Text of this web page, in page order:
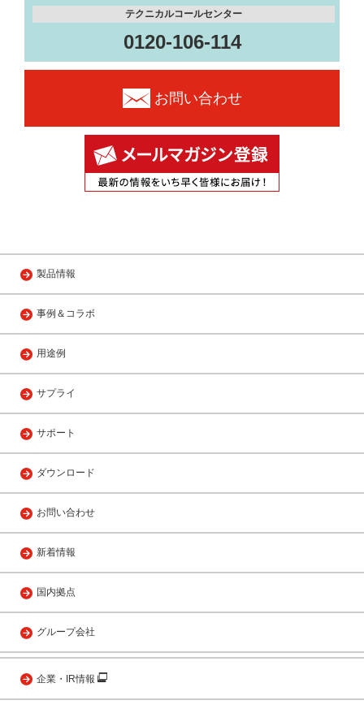
テクニカルコールセンター
0120-106-114
お問い合わせ
製品情報
事例＆コラボ
用途例
サプライ
サポート
ダウンロード
お問い合わせ
新着情報
国内拠点
グループ会社
企業・IR情報